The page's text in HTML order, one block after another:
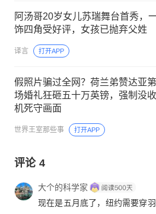
阿汤哥20岁女儿苏瑞舞台首秀，
饰四角受好评，女孩已抛弃父姓
译言 打开APP
假照片骗过全网？荷兰弟赞达亚
场婚礼狂砸五十万英镑，强制没
机死守画面
世界王室那些事 打开APP
评论 4
大个的科学家
现在是五月底了，纽约需要穿羽